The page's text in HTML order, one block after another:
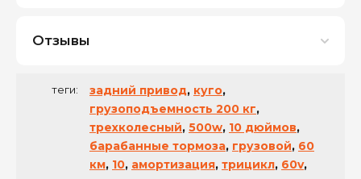
Отзывы
теги: задний привод, куго,
грузоподъемность 200 кг,
трехколесный, 500w, 10 дюймов,
барабанные тормоза, грузовой, 60
км, 10, амортизация, трицикл, 60v,